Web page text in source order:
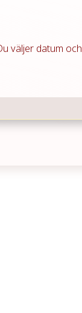
väljer datum